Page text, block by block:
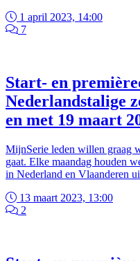
1 april 2023, 14:00
7
Start- en
Nederlandstalige
en met 19 maart
MijnSerie leden willen graag
gaat. Elke maandag houden
in Nederland en Vlaanderen
13 maart 2023, 13:00
2